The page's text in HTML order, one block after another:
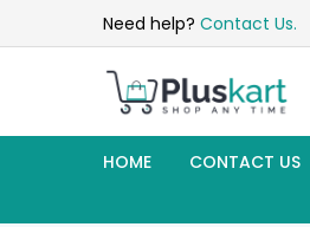
Need help? Contact Us.
HOME CONTACT US